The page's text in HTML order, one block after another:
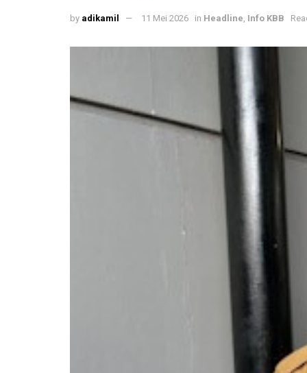
by adikamil 11 Mei 2026 in Headline Info KBB